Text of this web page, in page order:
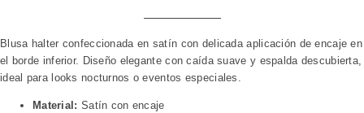
Blusa halter confeccionada en satín con delicada aplicación de encaje en
el borde inferior. Diseño elegante con caída suave y espalda descubierta,
ideal para looks nocturnos o eventos especiales.
Material: Satín con encaje